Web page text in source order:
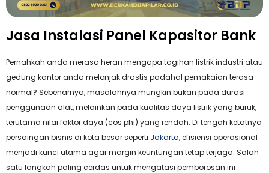
Jasa Instalasi Panel Kapasitor Bank
Pernahkah anda merasa heran mengapa tagihan listrik industri atau
gedung kantor anda melonjak drastis padahal pemakaian terasa
normal? Sebenarnya, masalahnya mungkin bukan pada durasi
penggunaan alat, melainkan pada kualitas daya listrik yang buruk,
terutama nilai faktor daya (cos phi) yang rendah. Di tengah ketatnya
persaingan bisnis di kota besar seperti Jakarta, efisiensi operasional
menjadi kunci utama agar margin keuntungan tetap terjaga. Salah
satu langkah paling cerdas untuk mengatasi pemborosan ini